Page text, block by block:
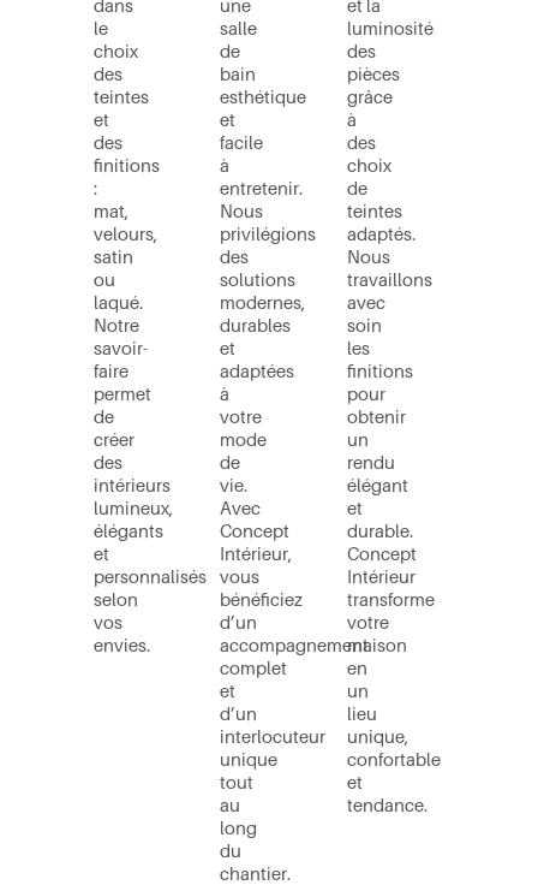
dans
le
choix
des
teintes
et
des
finitions
:
mat,
velours,
satin
ou
laqué.
Notre
savoir-
faire
permet
de
créer
des
intérieurs
lumineux,
élégants
et
personnalisés
selon
vos
envies.
une
salle
de
bain
esthétique
et
facile
à
entretenir.
Nous
privilégions
des
solutions
modernes,
durables
et
adaptées
à
votre
mode
de
vie.
Avec
Concept
Intérieur,
vous
bénéficiez
d’un
accompagnement
complet
et
d’un
interlocuteur
unique
tout
au
long
du
chantier.
et la
luminosité
des
pièces
grâce
à
des
choix
de
teintes
adaptés.
Nous
travaillons
avec
soin
les
finitions
pour
obtenir
un
rendu
élégant
et
durable.
Concept
Intérieur
transforme
votre
maison
en
un
lieu
unique,
confortable
et
tendance.